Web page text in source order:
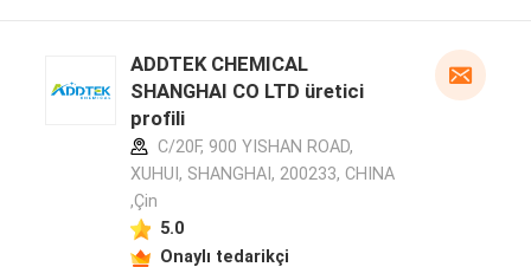
ADDTEK CHEMICAL
SHANGHAI CO LTD üretici
profili
C/20F, 900 YISHAN ROAD,
XUHUI, SHANGHAI, 200233, CHINA
,Çin
5.0
Onaylı tedarikçi